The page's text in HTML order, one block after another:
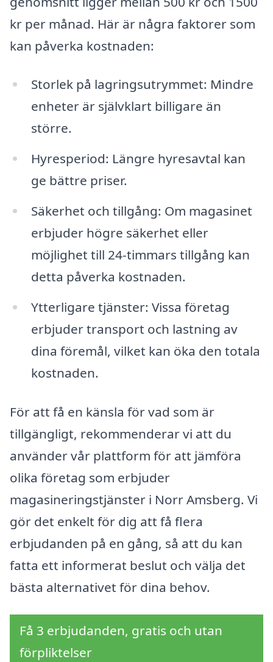
kr per månad. Här är några faktorer som
kan påverka kostnaden:
Storlek på lagringsutrymmet: Mindre
enheter är självklart billigare än
större.
Hyresperiod: Längre hyresavtal kan
ge bättre priser.
Säkerhet och tillgång: Om magasinet
erbjuder högre säkerhet eller
möjlighet till 24-timmars tillgång kan
detta påverka kostnaden.
Ytterligare tjänster: Vissa företag
erbjuder transport och lastning av
dina föremål, vilket kan öka den totala
kostnaden.
För att få en känsla för vad som är
tillgängligt, rekommenderar vi att du
använder vår plattform för att jämföra
olika företag som erbjuder
magasineringstjänster i Norr Amsberg. Vi
gör det enkelt för dig att få flera
erbjudanden på en gång, så att du kan
fatta ett informerat beslut och välja det
bästa alternativet för dina behov.
Få 3 erbjudanden, gratis och utan
förpliktelser